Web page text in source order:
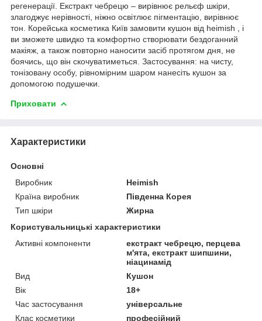
регенерації. Екстракт чебрецю – вирівнює рельєф шкіри,
злагоджує нерівності, ніжно освітлює пігментацію, вирівнює
тон. Корейська косметика Київ замовити кушон від heimish , і
ви зможете швидко та комфортно створювати бездоганний
макіяж, а також повторно наносити засіб протягом дня, не
боячись, що він скочуватиметься. Застосування: на чисту,
тонізовану особу, рівномірним шаром нанесіть кушон за
допомогою подушечки.
Приховати
Характеристики
Основні
Виробник
Heimish
Країна виробник
Південна Корея
Тип шкіри
Жирна
Користувальницькі характеристики
Активні компоненти
екстракт чебрецю, перцева
м'ята, екстракт шипшини,
ніацинамід
Вид
Кушон
Вік
18+
Час застосування
універсальне
Клас косметики
професійний